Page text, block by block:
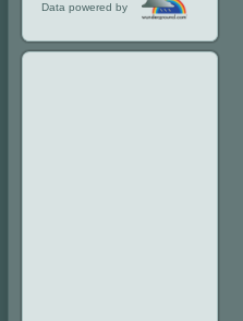
Data powered by